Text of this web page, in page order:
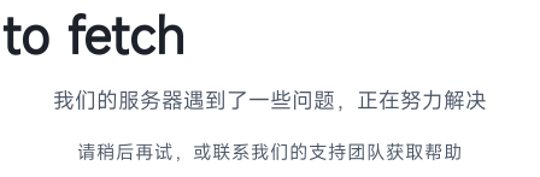
to fetch
我们的服务器遇到了一些问题，正在努力解决
请稍后再试，或联系我们的支持团队获取帮助